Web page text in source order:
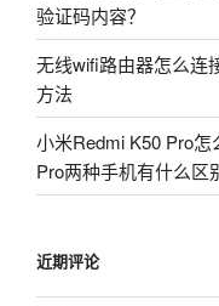
验证码内容？
无线wifi路由器怎么连
方法
小米Redmi K50 Pro
Pro两种手机有什么区
近期评论